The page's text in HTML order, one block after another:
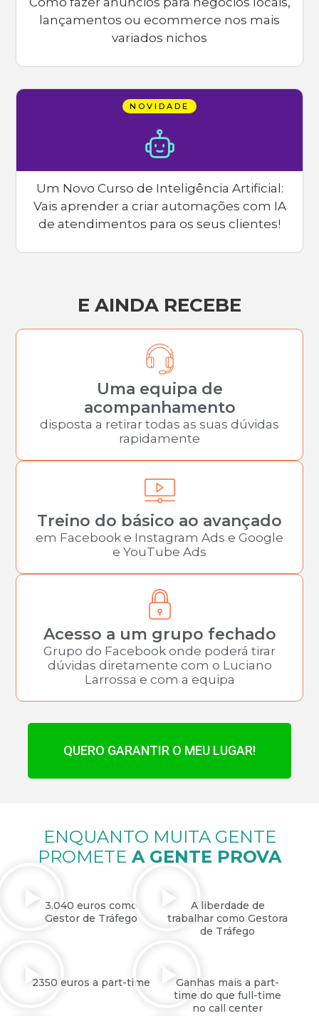
lançamentos ou ecommerce nos mais
variados nichos
NOVIDADE
Um Novo Curso de Inteligência Artificial:
Vais aprender a criar automações com IA
de atendimentos para os seus clientes!
E AINDA RECEBE
Uma equipa de
acompanhamento
disposta a retirar todas as suas dúvidas
rapidamente
Treino do básico ao avançado
em Facebook e Instagram Ads e Google
e YouTube Ads
Acesso a um grupo fechado
Grupo do Facebook onde poderá tirar
dúvidas diretamente com o Luciano
Larrossa e com a equipa
QUERO GARANTIR O MEU LUGAR!
ENQUANTO MUITA GENTE
PROMETE A GENTE PROVA
3.040 euros como
Gestor de Tráfego
A liberdade de
trabalhar como Gestora
de Tráfego
2350 euros a part-time
Ganhas mais a part-
time do que full-time
no call center